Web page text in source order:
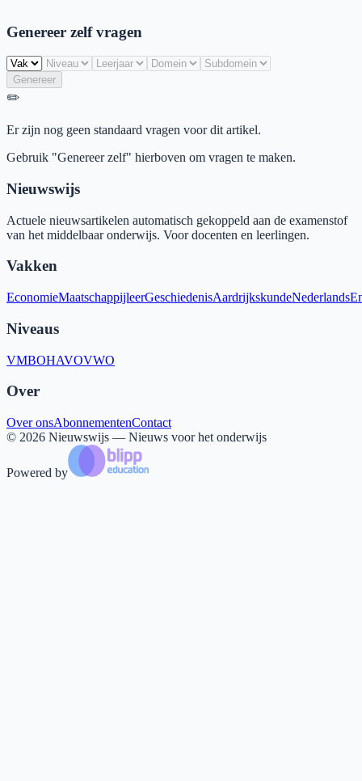
Genereer zelf vragen
Genereer
✏️
Er zijn nog geen standaard vragen voor dit artikel.
Gebruik "Genereer zelf" hierboven om vragen te maken.
Nieuwswijs
Actuele nieuwsartikelen automatisch gekoppeld aan de examenstof
van het middelbaar onderwijs. Voor docenten en leerlingen.
Vakken
EconomieMaatschappijleerGeschiedenisAardrijkskundeNederlands
Niveaus
VMBOHAVOVWO
Over
Over onsAbonnementenContact
© 2026 Nieuwswijs — Nieuws voor het onderwijs
Powered by